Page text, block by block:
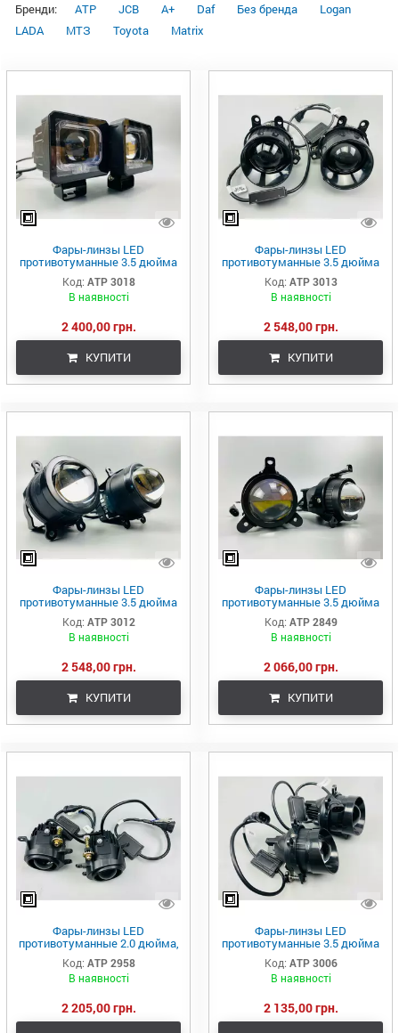
Бренди: ATP JCB A+ Daf Без бренда
Logan
LADA
МТЗ Toyota Matrix
Фары-линзы LED
противотуманные 3.5 дюйма
(90мм х 90мм), 45W, IP68, 9V-
36V, 3400LM (комплект 2 шт)
Код: ATP 3018
В наявності
2 400,00 грн.
КУПИТИ
Фары-линзы LED
противотуманные 3.5 дюйма
(90мм х 90мм), 50W, IP68, 9V-
36V, 3400LM (комплект 2 шт)
Код: ATР 3013
В наявності
2 548,00 грн.
КУПИТИ
Фары-линзы LED
противотуманные 3.5 дюйма
(90мм х 90мм), 50W, IP68, 9V-
36V, 3400LM (комплект 2 шт)
Код: ATР 3012
В наявності
2 548,00 грн.
КУПИТИ
Фары-линзы LED
противотуманные 3.5 дюйма
(90мм х 90мм), 45W, IP68, 9V-
36V, 3400LM (комплект 2 шт)
Код: ATP 2849
В наявності
2 066,00 грн.
КУПИТИ
Фары-линзы LED
противотуманные 2.0 дюйма,
40w ближний + 40w дальний
Код: ATР 2958
В наявності
2 205,00 грн.
Фары-линзы LED
противотуманные 3.5 дюйма
(90мм х 90мм), 50W, IP68, 9V-
36V, 3400LM (комплект 2 шт)
Код: ATР 3006
В наявності
2 135,00 грн.